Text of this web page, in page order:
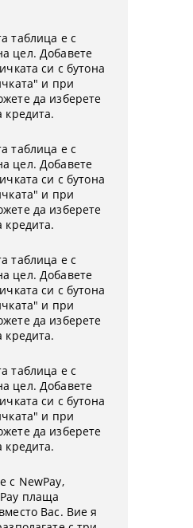
таблица е с
цел. Добавете
си с бутона
и при
да изберете
кредита.
таблица е с
цел. Добавете
си с бутона
и при
да изберете
кредита.
таблица е с
цел. Добавете
си с бутона
и при
да изберете
кредита.
таблица е с
цел. Добавете
си с бутона
и при
да изберете
кредита.
с NewPay,
плаща
Вас. Вие я